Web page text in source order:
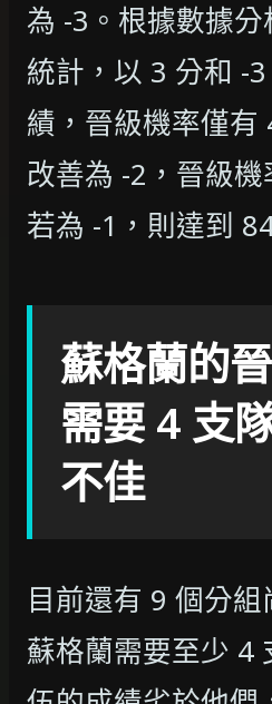
為 -3。根據數據
統計，以 3 分和 -
績，晉級機率僅有
改善為 -2，晉級機
若為 -1，則達到
蘇格蘭的
需要 4 支
不佳
目前還有 9 個分組
蘇格蘭需要至少 4